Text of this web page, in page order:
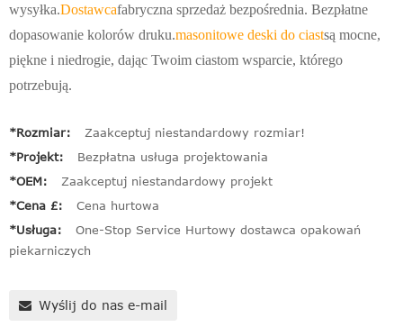
wysyłka.Dostawcafabryczna sprzedaż bezpośrednia. Bezpłatne
dopasowanie kolorów druku.masonitowe deski do ciastsą mocne,
piękne i niedrogie, dając Twoim ciastom wsparcie, którego
potrzebują.
*Rozmiar:
Zaakceptuj niestandardowy rozmiar!
*Projekt:
Bezpłatna usługa projektowania
*OEM:
Zaakceptuj niestandardowy projekt
*Cena £:
Cena hurtowa
*Usługa:
One-Stop Service Hurtowy dostawca opakowań
piekarniczych
Wyślij do nas e-mail